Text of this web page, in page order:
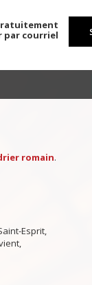
par courriel
romain.
Esprit,